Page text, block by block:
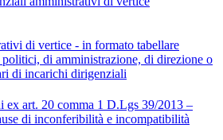
di vertice - in formato tabellare
di amministrazione, di direzione o
di incarichi dirigenziali
ex art. 20 comma 1 D.Lgs 39/2013 –
di inconferibilità e incompatibilità